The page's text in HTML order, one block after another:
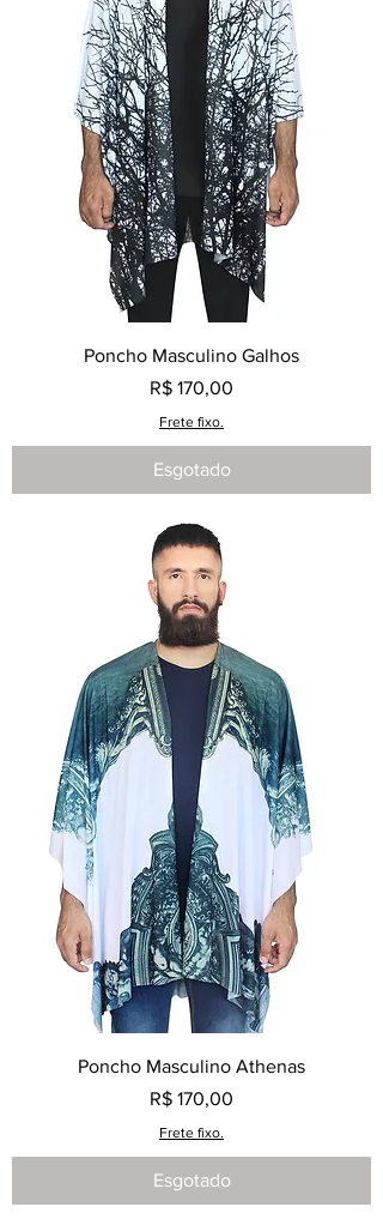
Poncho Masculino Galhos
Preço
R$ 170,00
Frete fixo.
Esgotado
Poncho Masculino Athenas
Preço
R$ 170,00
Frete fixo.
Esgotado